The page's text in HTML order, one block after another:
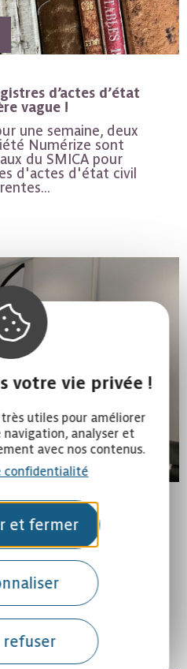
votre vie privée !
très utiles pour améliorer
analyser et
avec nos contenus.
confidentialité
et fermer
refuser
d’actes d’état
vague !
une semaine, deux
Numérize sont
du SMICA pour
d'actes d'état civil
Débroussaillement :
!
ces locaux Mme La
Le Président de la
Muse et Raspes
du Tarn,...